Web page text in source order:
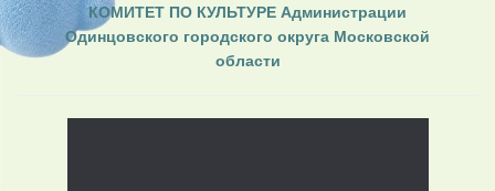
КОМИТЕТ ПО КУЛЬТУРЕ Администрации
Одинцовского городского округа Московской
области